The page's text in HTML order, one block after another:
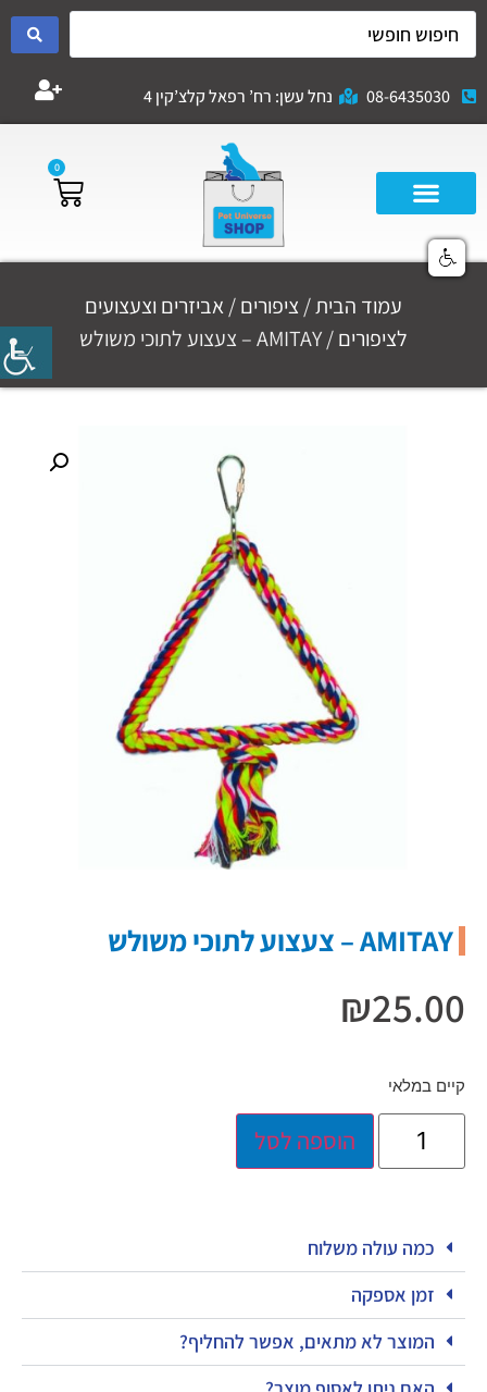
08-6435030 נחל עשן: רח’ רפאל קלצ’קין 4
0
עמוד הבית/ ציפורים/אביזרים וצעצועים
לציפורים/ AMITAY – צעצוע לתוכי משולש
AMITAY – צעצוע לתוכי משולש
₪25.00
קיים במלאי
הוספה לסל
כמה עולה משלוח
זמן אספקה
המוצר לא מתאים, אפשר להחליף?